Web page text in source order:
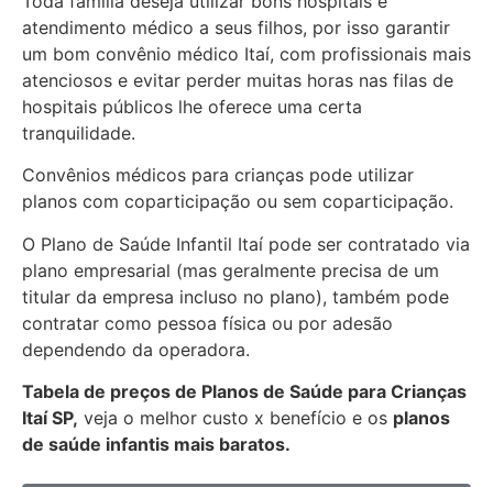
atendimento médico a seus filhos, por isso garantir
um bom convênio médico Itaí, com profissionais mais
atenciosos e evitar perder muitas horas nas filas de
hospitais públicos lhe oferece uma certa
tranquilidade.
Convênios médicos para crianças pode utilizar
planos com coparticipação ou sem coparticipação.
O Plano de Saúde Infantil Itaí pode ser contratado via
plano empresarial (mas geralmente precisa de um
titular da empresa incluso no plano), também pode
contratar como pessoa física ou por adesão
dependendo da operadora.
Tabela de preços de Planos de Saúde para Crianças
Itaí SP, veja o melhor custo x benefício e os planos
de saúde infantis mais baratos.